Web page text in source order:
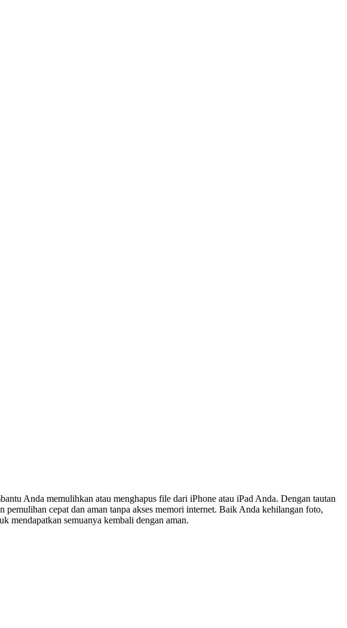
Anda memulihkan atau menghapus file dari iPhone atau iPad Anda. Dengan tautan
cepat dan aman tanpa akses memori internet. Baik Anda kehilangan foto,
mendapatkan semuanya kembali dengan aman.